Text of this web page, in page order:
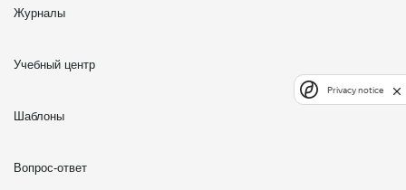
Журналы
Учебный центр
Шаблоны
Вопрос-ответ
Privacy notice